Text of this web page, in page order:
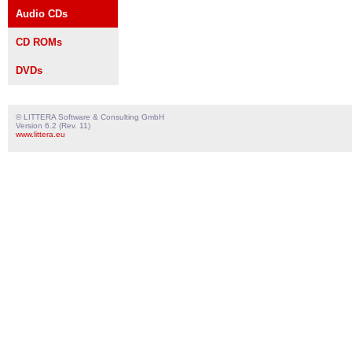
Audio CDs
CD ROMs
DVDs
© LITTERA Software & Consulting GmbH
Version 6.2 (Rev. 11)
www.littera.eu